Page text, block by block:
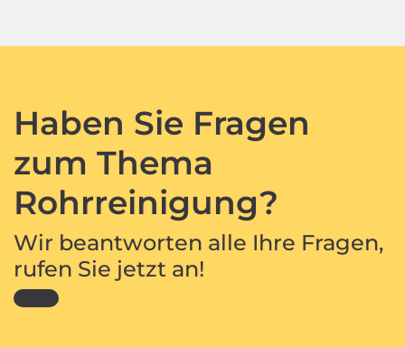
Haben Sie Fragen
zum Thema
Rohrreinigung?
Wir beantworten alle Ihre Fragen,
rufen Sie jetzt an!